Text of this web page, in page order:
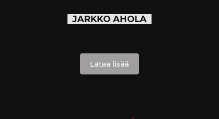
JARKKO AHOLA
Lataa lisää